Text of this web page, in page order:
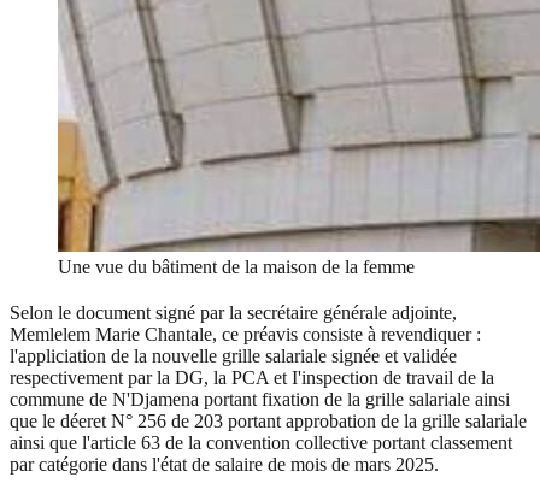
Une vue du bâtiment de la maison de la femme
Selon le document signé par la secrétaire générale adjointe,
Memlelem Marie Chantale, ce préavis consiste à revendiquer :
l'appliciation de la nouvelle grille salariale signée et validée
respectivement par la DG, la PCA et I'inspection de travail de la
commune de N'Djamena portant fixation de la grille salariale ainsi
que le déeret N° 256 de 203 portant approbation de la grille salariale
ainsi que l'article 63 de la convention collective portant classement
par catégorie dans l'état de salaire de mois de mars 2025.